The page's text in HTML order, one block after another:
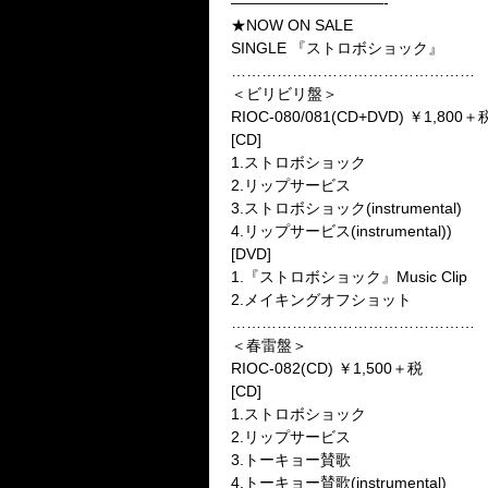
★NOW ON SALE
SINGLE 『ストロボショック』
＜ビリビリ盤＞
RIOC-080/081(CD+DVD) ￥1,800＋
[CD]
1.ストロボショック
2.リップサービス
3.ストロボショック(instrumental)
4.リップサービス(instrumental))
[DVD]
1.『ストロボショック』Music Clip
2.メイキングオフショット
＜春雷盤＞
RIOC-082(CD) ￥1,500＋税
[CD]
1.ストロボショック
2.リップサービス
3.トーキョー賛歌
4.トーキョー賛歌(instrumental)